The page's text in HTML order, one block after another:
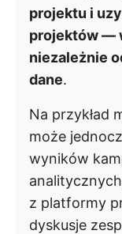
projektu i
projektów —
niezależnie
dane.
Na przykład
może
wyników
z platformy
dyskusje